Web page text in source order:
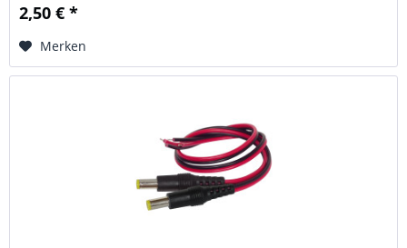
2,50 € *
Merken